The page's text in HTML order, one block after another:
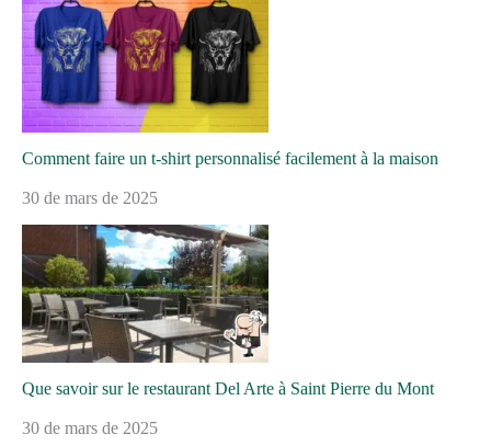
Comment faire un t-shirt personnalisé facilement à la maison
30 de mars de 2025
Que savoir sur le restaurant Del Arte à Saint Pierre du Mont
30 de mars de 2025